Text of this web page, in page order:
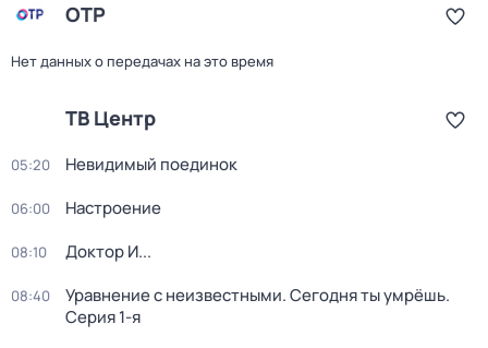
ОТР
Нет данных о передачах на это время
ТВ Центр
05:20 Невидимый поединок
06:00 Настроение
08:10 Доктор И...
08:40 Уравнение с неизвестными. Сегодня ты умрёшь.
Серия 1-я